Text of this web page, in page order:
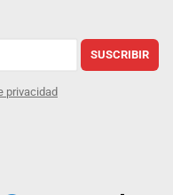
SUSCRIBIR
privacidad